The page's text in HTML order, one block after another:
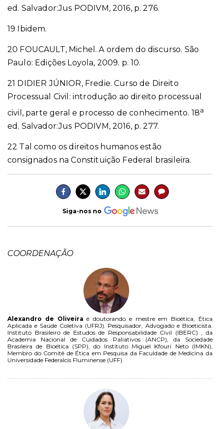
ed. Salvador:Jus PODIVM, 2016, p. 276.
19 Ibidem.
20 FOUCAULT, Michel. A ordem do discurso. São
Paulo: Edições Loyola, 2009. p. 10.
21 DIDIER JÚNIOR, Fredie. Curso de Direito
Processual Civil: introdução ao direito processual
civil, parte geral e processo de conhecimento. 18a
ed. Salvador:Jus PODIVM, 2016, p. 277.
22 Tal como os direitos humanos estão
consignados na Constituição Federal brasileira.
Siga-nos no
COORDENAÇÃO
Alexandro de Oliveira é doutorando e mestre em Bioética, Ética
Aplicada e Saúde Coletiva (UFRJ). Pesquisador, Advogado e Bioeticista.
Instituto Brasileiro de Estudos de Responsabilidade Civil (IBERC) , da
Academia Nacional de Cuidados Paliativos (ANCP), da Sociedade
Brasileira de Bioética (SPP), do Instituto Miguel Kfouri Neto (IMKN),
Membro do Comitê de Ética em Pesquisa da Faculdade de Medicina da
Universidade Federalcis Fluminense (UFF).